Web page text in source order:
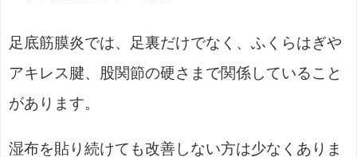
足底筋膜炎では、足裏だけでなく、ふくらはぎや
アキレス腱、股関節の硬さまで関係していること
があります。
湿布を貼り続けても改善しない方は少なくありま